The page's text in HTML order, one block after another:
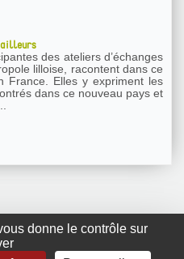
donne le contrôle sur
des ateliers d’échanges
lilloise, racontent dans ce
Elles y expriment les
dans ce nouveau pays et